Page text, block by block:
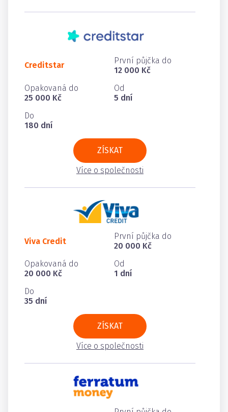
Creditstar
První půjčka do
12 000 Kč
Opakovaná do
25 000 Kč
Od
5 dní
Do
180 dní
ZÍSKAT
Více o společnosti
Viva Credit
První půjčka do
20 000 Kč
Opakovaná do
20 000 Kč
Od
1 dní
Do
35 dní
ZÍSKAT
Více o společnosti